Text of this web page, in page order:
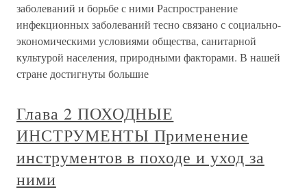
заболеваний и борьбе с ними Распространение
инфекционных заболеваний тесно связано с социально-
экономическими условиями общества, санитарной
культурой населения, природными факторами. В нашей
стране достигнуты большие
Глава 2 ПОХОДНЫЕ
ИНСТРУМЕНТЫ Применение
инструментов в походе и уход за
ними